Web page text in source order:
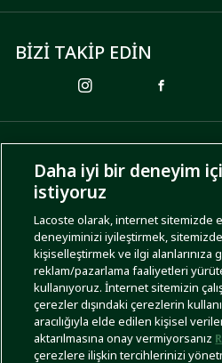
BİZİ TAKİP EDİN
ÖDEME SEÇENEKLERİ
KARGO SEÇENEKLERİ
Daha iyi bir deneyim
istiyoruz
Lacoste olarak, internet sitemizde
deneyiminizi iyileştirmek,
kişiselleştirmek ve ilgi alanlarınıza
reklam/pazarlama faaliyetleri
kullanıyoruz. İnternet sitemizin
çerezler dışındaki çerezlerin
aracılığıyla elde edilen kişisel
aktarılmasına onay vermiyorsanız
çerezlere ilişkin tercihlerinizi